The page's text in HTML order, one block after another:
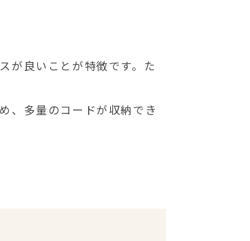
が良いことが特徴です。た
、多量のコードが収納でき